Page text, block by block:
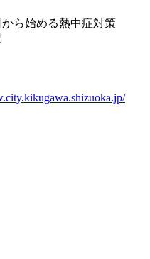
ら始める熱中症対策